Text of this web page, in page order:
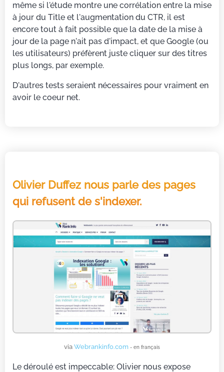
même si l'étude montre une corrélation entre la mise
à jour du Title et l'augmentation du CTR, il est
encore tout à fait possible que la date de la mise à
jour de la page n'ait pas d'impact, et que Google (ou
les utilisateurs) préfèrent juste cliquer sur des titres
plus longs, par exemple.
D'autres tests seraient nécessaires pour vraiment en
avoir le coeur net.
Olivier Duffez nous parle des pages
qui refusent de s'indexer.
via Webrankinfo.com - en français
Le déroulé est impeccable: Olivier nous expose